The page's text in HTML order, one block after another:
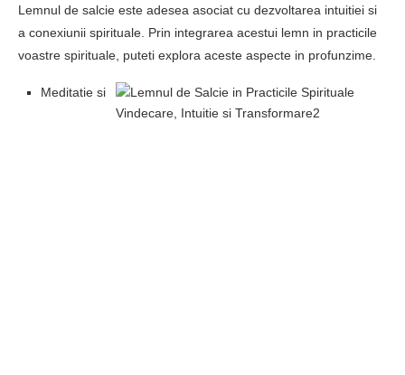
Lemnul de salcie este adesea asociat cu dezvoltarea intuitiei si
a conexiunii spirituale. Prin integrarea acestui lemn in practicile
voastre spirituale, puteti explora aceste aspecte in profunzime.
Meditatie si